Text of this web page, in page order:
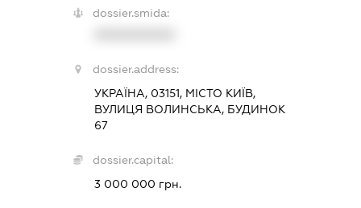
dossier.smida:
dossier.address:
УКРАЇНА, 03151, МІСТО КИЇВ,
ВУЛИЦЯ ВОЛИНСЬКА, БУДИНОК
67
dossier.capital:
3 000 000 грн.